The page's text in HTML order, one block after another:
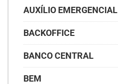
AUXÍLIO EMERGENCIAL
BACKOFFICE
BANCO CENTRAL
BEM